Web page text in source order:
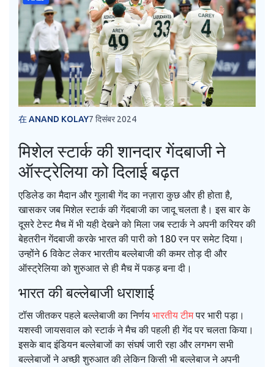
在 ANAND KOLAY7 दिसंबर 2024
मिशेल स्टार्क की शानदार गेंदबाजी ने
ऑस्ट्रेलिया को दिलाई बढ़त
एडिलेड का मैदान और गुलाबी गेंद का नज़ारा कुछ और ही होता है,
खासकर जब मिशेल स्टार्क की गेंदबाजी का जादू चलता है। इस बार के
दूसरे टेस्ट मैच में भी यही देखने को मिला जब स्टार्क ने अपनी करियर की
बेहतरीन गेंदबाजी करके भारत की पारी को 180 रन पर समेट दिया।
उन्होंने 6 विकेट लेकर भारतीय बल्लेबाजी की कमर तोड़ दी और
ऑस्ट्रेलिया को शुरुआत से ही मैच में पकड़ बना दी।
भारत की बल्लेबाजी धराशाई
टॉस जीतकर पहले बल्लेबाजी का निर्णय भारतीय टीमपर भारी पड़ा।
यशस्वी जायसवाल को स्टार्क ने मैच की पहली ही गेंद पर चलता किया।
इसके बाद इंडियन बल्लेबाजों का संघर्ष जारी रहा और लगभग सभी
बल्लेबाजों ने अच्छी शुरुआत की लेकिन किसी भी बल्लेबाज ने अपनी